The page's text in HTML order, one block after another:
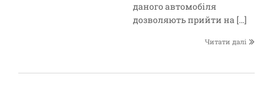
даного автомобіля
дозволяють прийти на […]
Читати далі